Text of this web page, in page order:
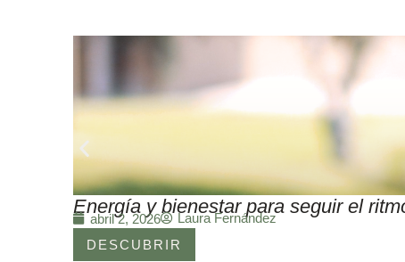
Energía y bienestar para seguir el
abril 2, 2026
Laura Fernández
DESCUBRIR